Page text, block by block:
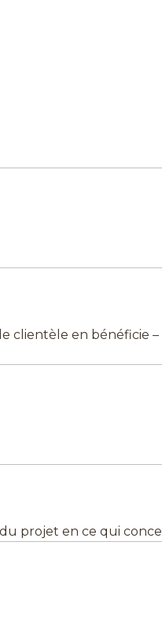
en bénéficie
projet en ce qui